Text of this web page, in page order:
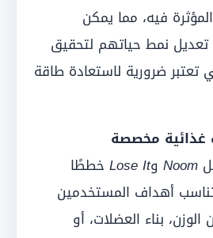
فيه، مما يمكن
نمط حياتهم لتحقيق
تعتبر ضرورية لاستعادة طاقة
غذائية مخصصة
Noom وLose It خططًا
أهداف المستخدمين
بناء العضلات، أو